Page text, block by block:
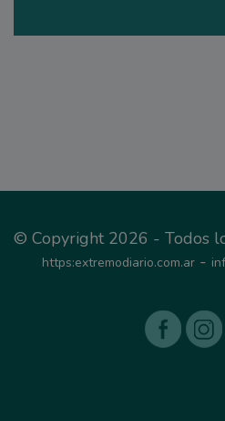
© Copyright 2026 - Todos
https:extremodiario.com.ar -